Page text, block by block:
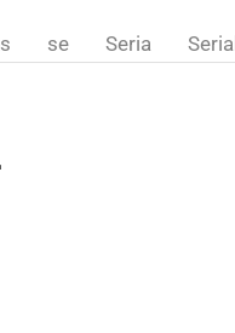
se Seria Serial